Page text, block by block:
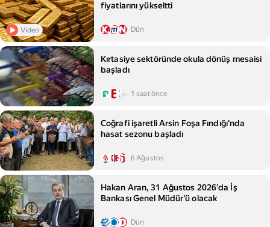
Video
fiyatlarını yükseltti
Dün
Kırtasiye sektöründe okula dönüş mesaisi
başladı
1 saat önce
Coğrafi işaretli Arsin Foşa Fındığı'nda
hasat sezonu başladı
6 Ağustos
Hakan Aran, 31 Ağustos 2026'da İş
Bankası Genel Müdür'ü olacak
Dün